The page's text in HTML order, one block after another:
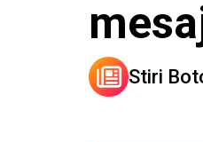
Stiri